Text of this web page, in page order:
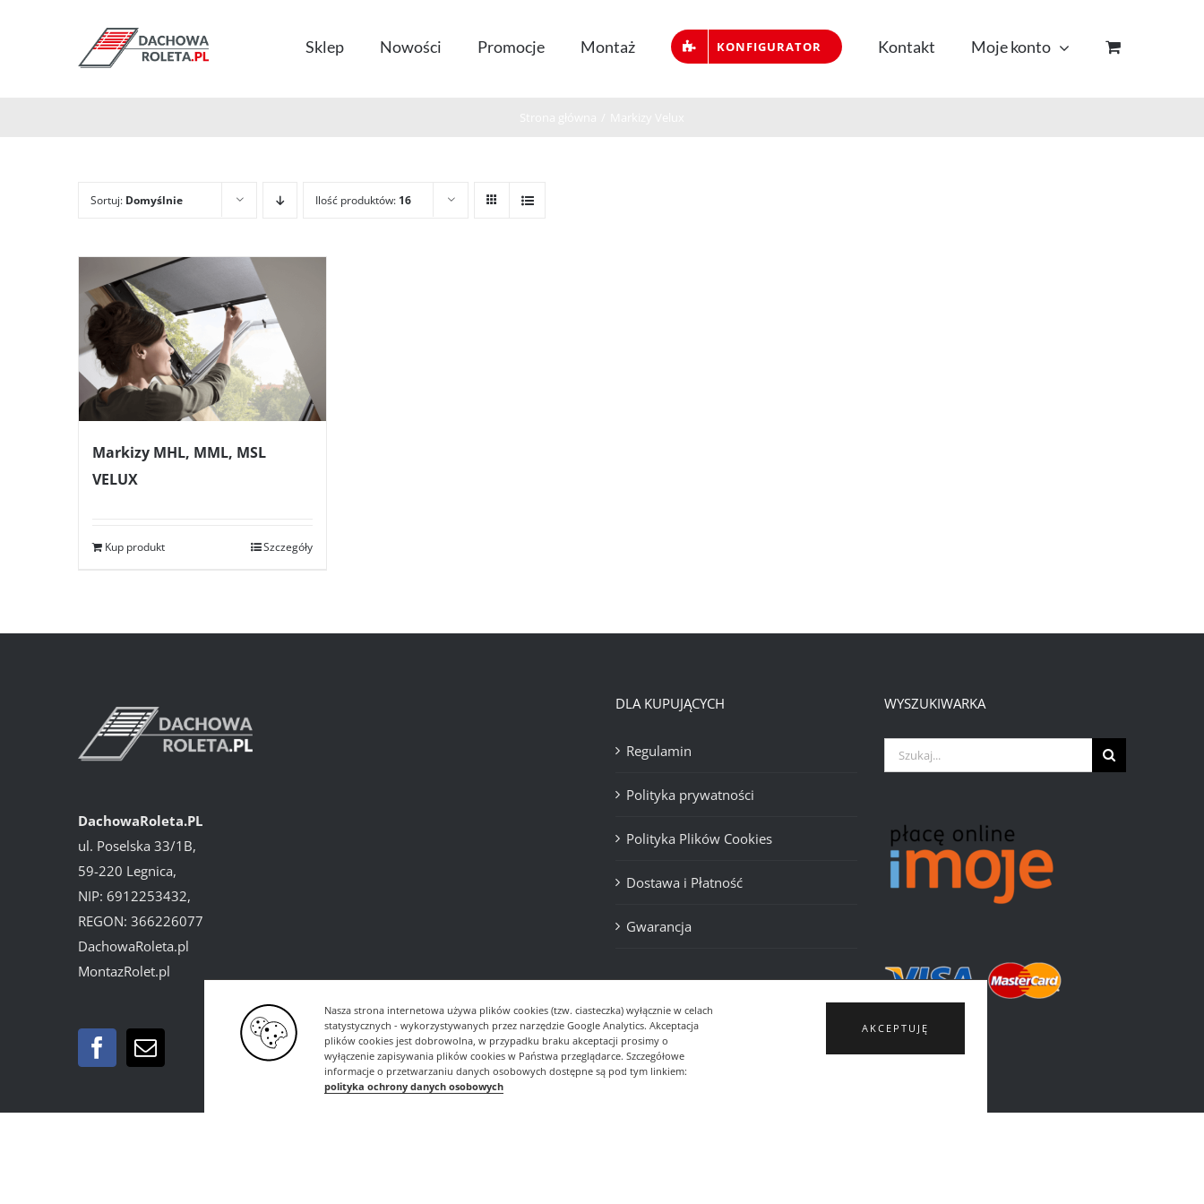
Nasza strona internetowa używa plików cookies (tzw. ciasteczka) wyłącznie w celach
statystycznych - wykorzystywanych przez narzędzie Google Analytics. Akceptacja
plików cookies jest dobrowolna, w przypadku braku akceptacji prosimy o
wyłączenie zapisywania plików cookies w Państwa przeglądarce. Szczegółowe
informacje o przetwarzaniu danych osobowych dostępne są pod tym linkiem:
polityka ochrony danych osobowych
AKCEPTUJĘ
Sklep Nowości Promocje Montaż KONFIGURATOR Kontakt Moje konto
Sortuj: Domyślnie Ilość produktów: 16
Markizy MHL, MML, MSL
VELUX
Kup produkt Szczegóły
DachowaRoleta.PL
ul. Poselska 33/1B,
59-220 Legnica,
NIP: 6912253432,
REGON: 366226077
DachowaRoleta.pl
MontazRolet.pl
DLA KUPUJĄCYCH
Regulamin
Polityka prywatności
Polityka Plików Cookies
Dostawa i Płatność
Gwarancja
WYSZUKIWARKA
Szukaj